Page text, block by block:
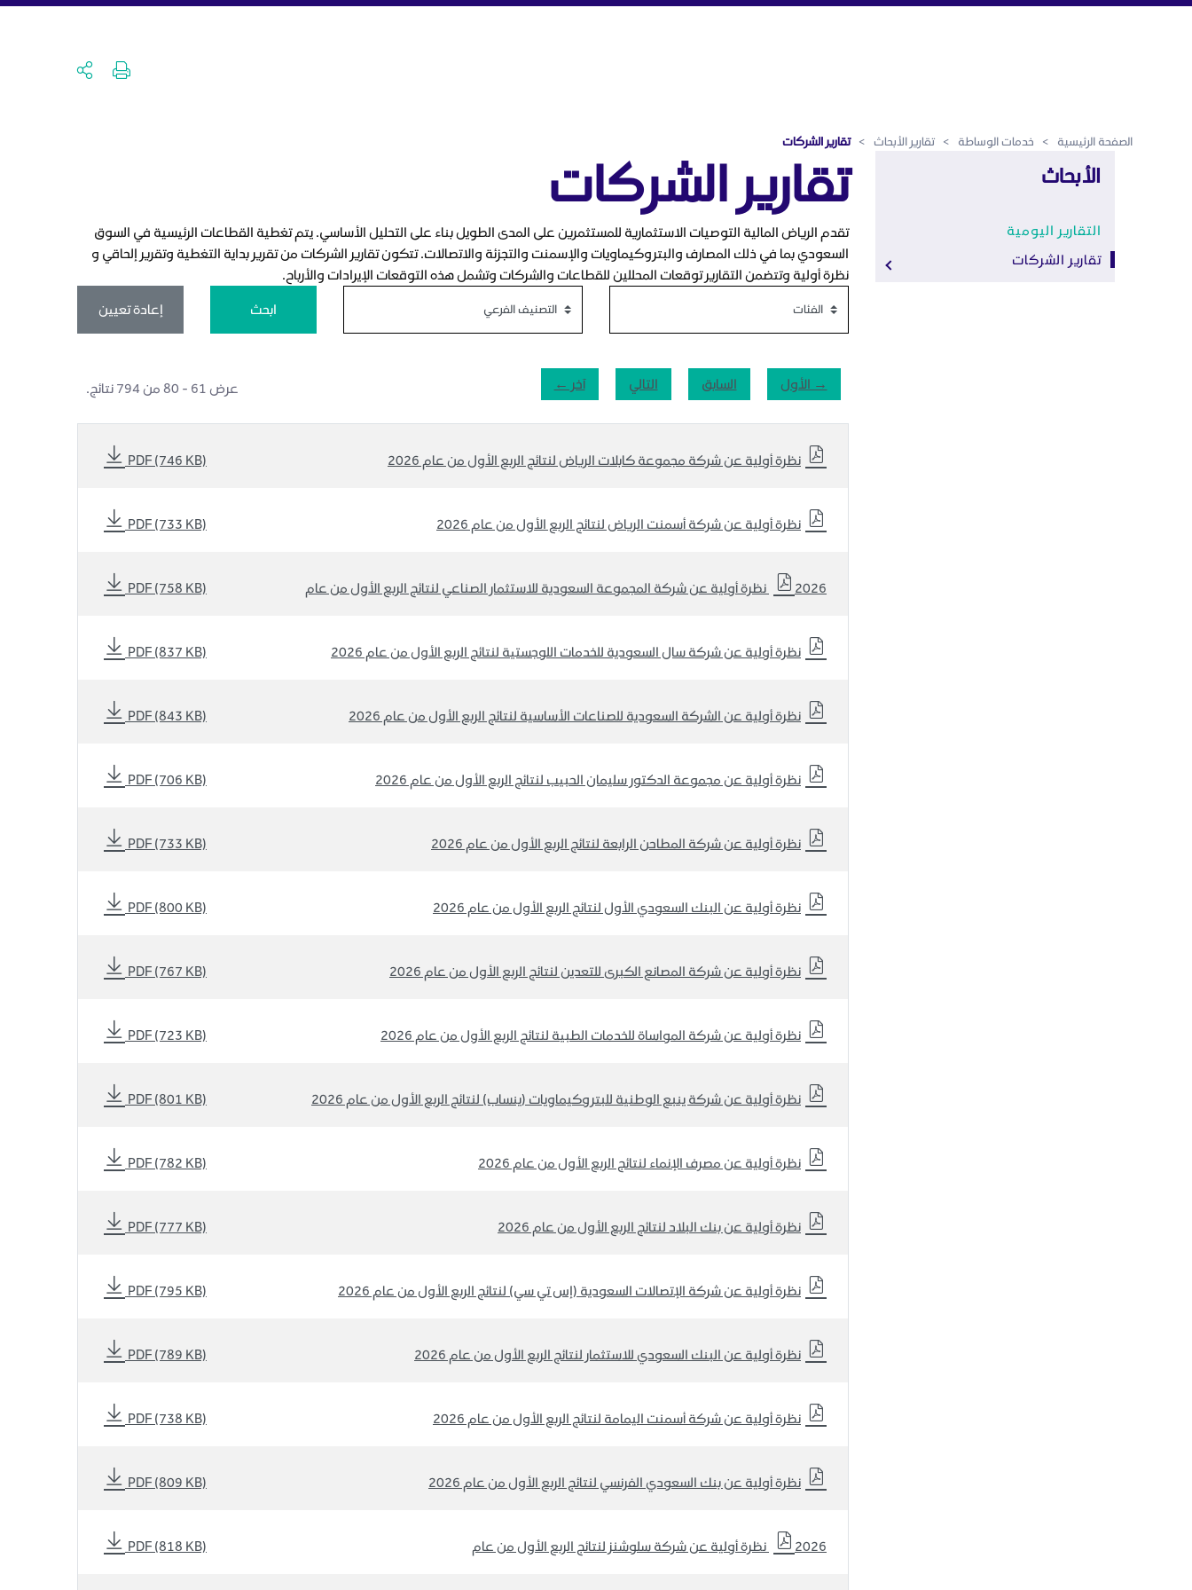
تقارير الشركات - الرياض المالية
الصفحة الرئيسية > خدمات الوساطة > تقارير الأبحاث > تقارير الشركات
الأبحاث
التقارير اليومية
تقارير الشركات
تقارير الشركات
تقدم الرياض المالية التوصيات الاستثمارية للمستثمرين على المدى الطويل بناء على التحليل الأساسي. يتم تغطية القطاعات الرئيسية في السوق
السعودي بما في ذلك المصارف والبتروكيماويات والإسمنت والتجزئة والاتصالات. تتكون تقارير الشركات من تقرير بداية التغطية وتقرير إلحاقي و
نظرة أولية وتتضمن التقارير توقعات المحللين للقطاعات والشركات وتشمل هذه التوقعات الإيرادات والأرباح.
ابحث إعادة تعيين
عرض ٦١ - ٨٠ من ٧٩٤ نتائج. → الأول السابق التالي آخر ←
نظرة أولية عن شركة مجموعة كابلات الرياض لنتائج الربع الأول من عام 2026 PDF (746 KB)
نظرة أولية عن شركة أسمنت الرياض لنتائج الربع الأول من عام 2026 PDF (733 KB)
2026 نظرة أولية عن شركة المجموعة السعودية للاستثمار الصناعي لنتائج الربع الأول من عام PDF (758 KB)
نظرة أولية عن شركة سال السعودية للخدمات اللوجستية لنتائج الربع الأول من عام 2026 PDF (837 KB)
نظرة أولية عن الشركة السعودية للصناعات الأساسية لنتائج الربع الأول من عام 2026 PDF (843 KB)
نظرة أولية عن مجموعة الدكتور سليمان الحبيب لنتائج الربع الأول من عام 2026 PDF (706 KB)
نظرة أولية عن شركة المطاحن الرابعة لنتائج الربع الأول من عام 2026 PDF (733 KB)
نظرة أولية عن البنك السعودي الأول لنتائج الربع الأول من عام 2026 PDF (800 KB)
نظرة أولية عن شركة المصانع الكبرى للتعدين لنتائج الربع الأول من عام 2026 PDF (767 KB)
نظرة أولية عن شركة المواساة للخدمات الطبية لنتائج الربع الأول من عام 2026 PDF (723 KB)
نظرة أولية عن شركة ينبع الوطنية للبتروكيماويات (ينساب) لنتائج الربع الأول من عام 2026 PDF (801 KB)
نظرة أولية عن مصرف الإنماء لنتائج الربع الأول من عام 2026 PDF (782 KB)
نظرة أولية عن بنك البلاد لنتائج الربع الأول من عام 2026 PDF (777 KB)
نظرة أولية عن شركة الإتصالات السعودية (إس تي سي) لنتائج الربع الأول من عام 2026 PDF (795 KB)
نظرة أولية عن البنك السعودي للاستثمار لنتائج الربع الأول من عام 2026 PDF (789 KB)
نظرة أولية عن شركة أسمنت اليمامة لنتائج الربع الأول من عام 2026 PDF (738 KB)
نظرة أولية عن بنك السعودي الفرنسي لنتائج الربع الأول من عام 2026 PDF (809 KB)
2026 نظرة أولية عن شركة سلوشنز لنتائج الربع الأول من عام PDF (818 KB)